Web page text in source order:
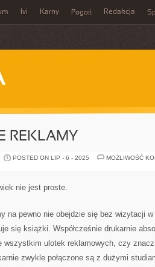
Ivi Karny Pogoń Redakcja
REKLAMY
POSTED ON LIP - 6 - 2025
MOŻLIWOŚĆ
nie jest proste.
na pewno nie obejdzie się bez wizytacji
się książki. Współcześnie drukarnie
wszystkim ulotek reklamowych, czy
zwykle połączone są z dużymi